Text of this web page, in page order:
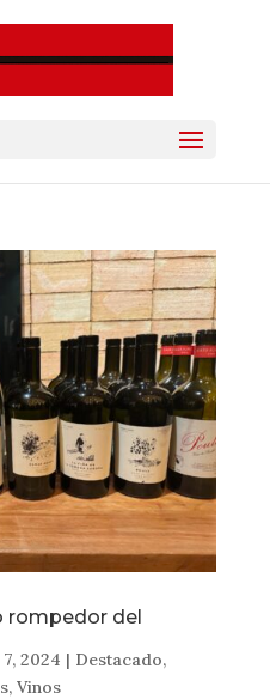
rompedor del
2024 | Destacado,
, Vinos